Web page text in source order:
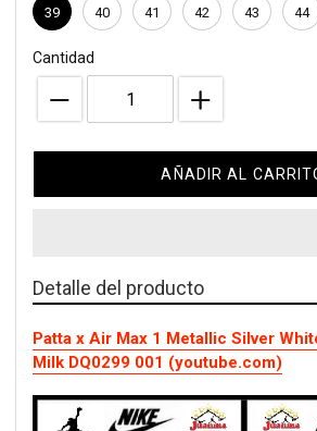
39 40 41 42 43 44
Cantidad
AÑADIR AL
Detalle del producto
Patta x Air Max 1 Metallic Silver
Milk DQ0299 001 (youtube.com)